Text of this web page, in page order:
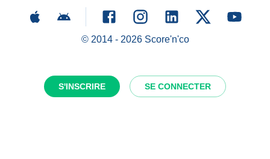
S'INSCRIRE SE CONNECTER
© 2014 - 2026Score'n'co